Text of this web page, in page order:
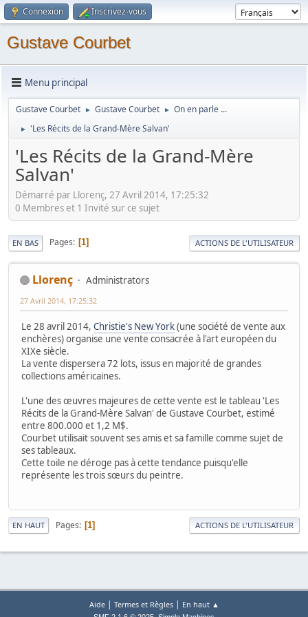
Connexion Inscrivez-vous
Gustave Courbet
Menu principal
Gustave Courbet ► Gustave Courbet ► On en parle ...
► 'Les Récits de la Grand-Mère Salvan'
'Les Récits de la Grand-Mère
Salvan'
Démarré par Llorenç, 27 Avril 2014, 17:25:32
0 Membres et 1 Invité sur ce sujet
EN BAS Pages 1 ACTIONS DE L'UTILISATEUR
Llorenç Administrators
27 Avril 2014, 17:25:32
Le 28 avril 2014, Christie's New York(une société de vente aux
enchères) organise une vente consacrée à l'art européen du
XIXe siècle.
La vente dispersera 72 lots, issus en majorité de grandes
collections américaines.
L'une des œuvres majeures de cette vente est le tableau 'Les
Récits de la Grand-Mère Salvan' de Gustave Courbet, estimé
entre 800.000 et 1,2 M$.
Courbet utilisait souvent ses amis et sa famille comme sujet de
ses tableaux.
Cette toile ne déroge pas à cette tendance puisqu'elle
représente les trois sœurs du peintre.
EN HAUT Pages 1 ACTIONS DE L'UTILISATEUR
Aide| Termes et Règles| En haut ▲